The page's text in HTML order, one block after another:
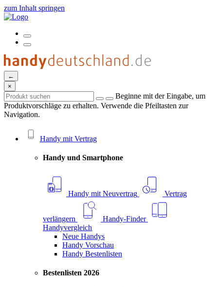
zum Inhalt springen
←
×
Beginne mit der Eingabe, um
Produktvorschläge zu erhalten. Verwende die Pfeiltasten zur
Navigation.
Handy mit Vertrag
Handy und Smartphone
Handy mit Neuvertrag Vertrag
verlängern
Handy-Finder
Handyvergleich
Neue Handys
Handy Vorschau
Handy Bestenlisten
Bestenlisten 2026